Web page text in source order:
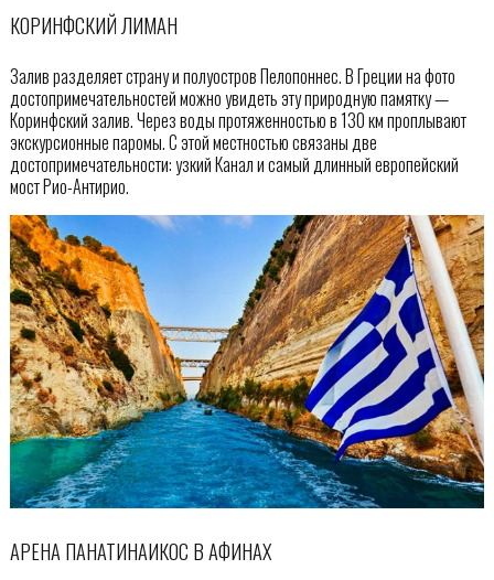
КОРИНФСКИЙ ЛИМАН
Залив разделяет страну и полуостров Пелопоннес. В Греции на фото
достопримечательностей можно увидеть эту природную памятку —
Коринфский залив. Через воды протяженностью в 130 км проплывают
экскурсионные паромы. С этой местностью связаны две
достопримечательности: узкий Канал и самый длинный европейский
мост Рио-Антирио.
АРЕНА ПАНАТИНАИКОС В АФИНАХ